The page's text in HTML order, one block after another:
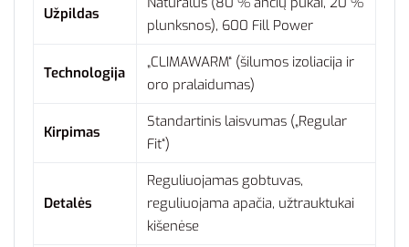
Užpildas
plunksnos), 600 Fill Power
Technologija
„CLIMAWARM“ (šilumos izoliacija ir
oro pralaidumas)
Kirpimas
Standartinis laisvumas („Regular
Fit“)
Detalės
Reguliuojamas gobtuvas,
reguliuojama apačia, užtrauktukai
kišenėse